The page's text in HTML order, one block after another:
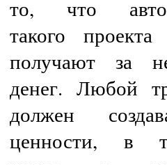
то, что
такого
получают за
денег. Любой
должен
ценности, в